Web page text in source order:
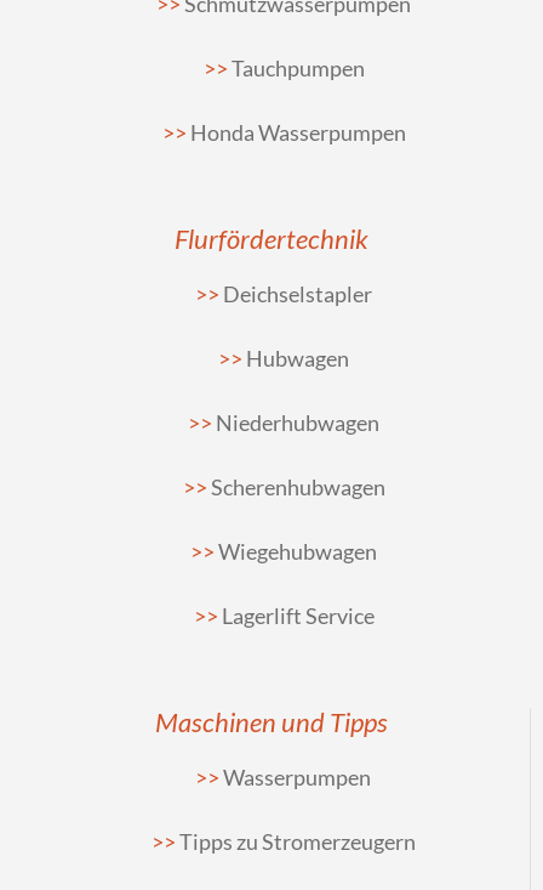
Tauchpumpen
Honda Wasserpumpen
Flurfördertechnik
Deichselstapler
Hubwagen
Niederhubwagen
Scherenhubwagen
Wiegehubwagen
Lagerlift Service
Maschinen und Tipps
Wasserpumpen
Tipps zu Stromerzeugern